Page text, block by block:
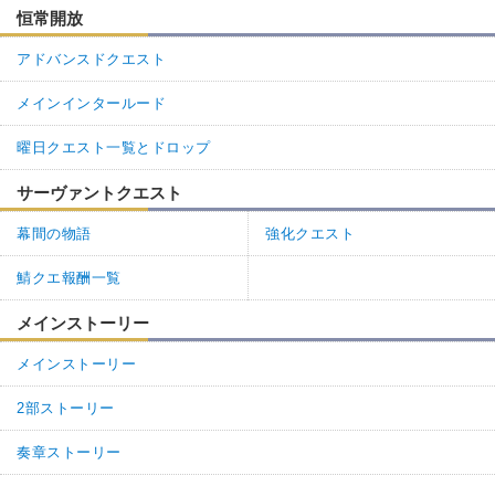
恒常開放
アドバンスドクエスト
メインインタールード
曜日クエスト一覧とドロップ
サーヴァントクエスト
幕間の物語 強化クエスト
鯖クエ報酬一覧
メインストーリー
メインストーリー
2部ストーリー
奏章ストーリー